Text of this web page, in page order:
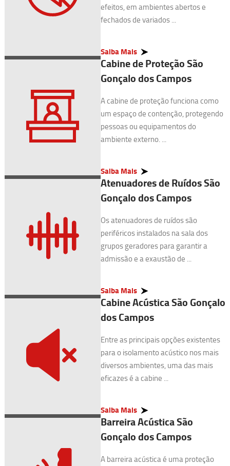
efeitos, em ambientes abertos e
fechados de variados ...
Saiba Mais
Cabine de Proteção São
Gonçalo dos Campos
A cabine de proteção funciona como
um espaço de contenção, protegendo
pessoas ou equipamentos do
ambiente externo. ...
Saiba Mais
Atenuadores de Ruídos São
Gonçalo dos Campos
Os atenuadores de ruídos são
periféricos instalados na sala dos
grupos geradores para garantir a
admissão e a exaustão de ...
Saiba Mais
Cabine Acústica São Gonçalo
dos Campos
Entre as principais opções existentes
para o isolamento acústico nos mais
diversos ambientes, uma das mais
eficazes é a cabine ...
Saiba Mais
Barreira Acústica São
Gonçalo dos Campos
A barreira acústica é uma proteção